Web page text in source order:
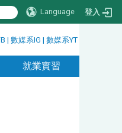
Language 登入
| 數媒系IG | 數媒系YT
就業實習